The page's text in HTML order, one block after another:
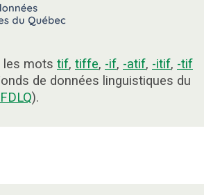
les mots tif, tiffe, -if, -atif, -itif, -tif
de données linguistiques du
FDLQ).